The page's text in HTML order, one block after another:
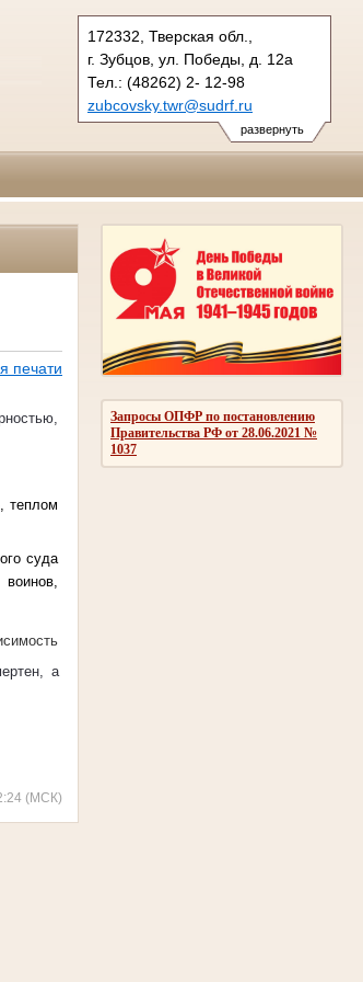
развернуть
172332, Тверская обл.,
г. Зубцов, ул. Победы, д. 12а
Тел.: (48262) 2- 12-98
zubcovsky.twr@sudrf.ru
Запросы ОПФР по постановлению
Правительства РФ от 28.06.2021 №
1037
печати
теплом
суда
а
(МСК)